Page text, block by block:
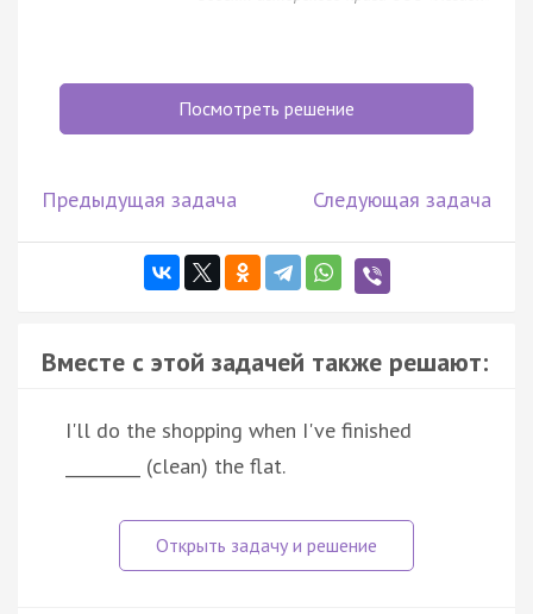
Посмотреть решение
Предыдущая задача Следующая задача
Вместе с этой задачей также решают:
I'll do the shopping when I've finished
_________ (clean) the flat.